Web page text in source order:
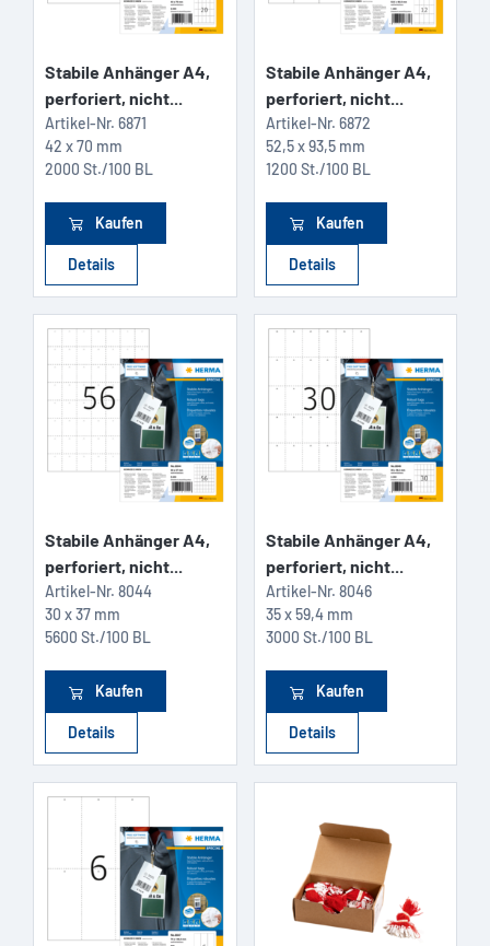
Stabile Anhänger A4,
perforiert, nicht...
Artikel-Nr. 6871
42 x 70 mm
2000 St./100 BL
Kaufen
Details
Stabile Anhänger A4,
perforiert, nicht...
Artikel-Nr. 6872
52,5 x 93,5 mm
1200 St./100 BL
Kaufen
Details
Stabile Anhänger A4,
perforiert, nicht...
Artikel-Nr. 8044
30 x 37 mm
5600 St./100 BL
Kaufen
Details
Stabile Anhänger A4,
perforiert, nicht...
Artikel-Nr. 8046
35 x 59,4 mm
3000 St./100 BL
Kaufen
Details